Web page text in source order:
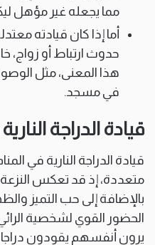
مما يجعله غير مؤهل
أما إذا كان قيادته
حدوث ارتباط أو زواج،
هذا المعنى، مثل
في مسجد.
قيادة الدراجة
قيادة الدراجة النارية في
متعددة، إذ قد تعكس
بالإضافة إلى حب التميز
الحضور القوي لشخصية
يرون أنفسهم يقودون